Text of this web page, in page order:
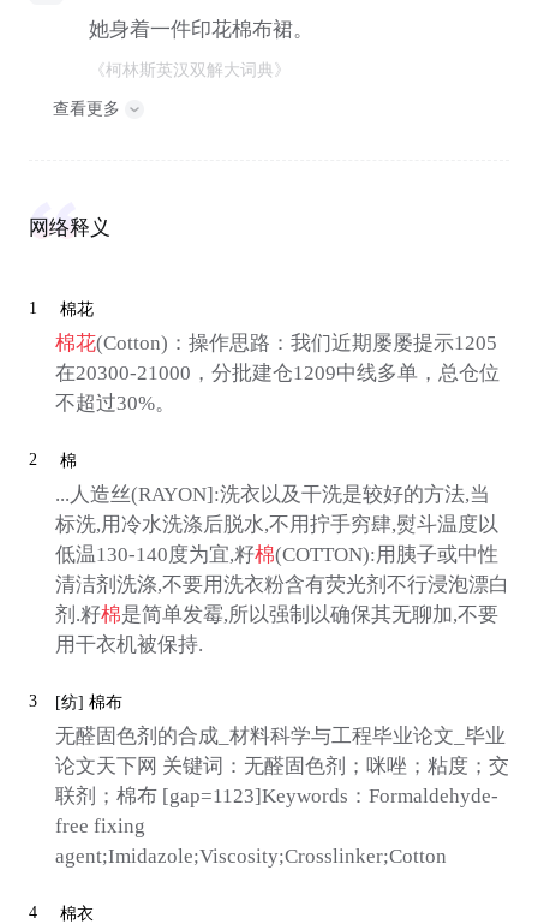
她身着一件印花棉布裙。
《柯林斯英汉双解大词典》
查看更多
网络释义
1 棉花
棉花(Cotton)：操作思路：我们近期屡屡提示1205
在20300-21000，分批建仓1209中线多单，总仓位
不超过30%。
2 棉
...人造丝(RAYON]:洗衣以及干洗是较好的方法,当
标洗,用冷水洗涤后脱水,不用拧手穷肆,熨斗温度以
低温130-140度为宜,籽棉(COTTON):用胰子或中性
清洁剂洗涤,不要用洗衣粉含有荧光剂不行浸泡漂白
剂.籽棉是简单发霉,所以强制以确保其无聊加,不要
用干衣机被保持.
3 [纺] 棉布
无醛固色剂的合成_材料科学与工程毕业论文_毕业
论文天下网 关键词：无醛固色剂；咪唑；粘度；交
联剂；棉布 [gap=1123]Keywords：Formaldehyde-
free fixing
agent;Imidazole;Viscosity;Crosslinker;Cotton
4 棉衣